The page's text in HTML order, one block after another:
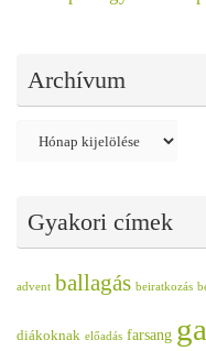
Archívum
Archívum
Gyakori címek
advent ballagás beiratkozás
diákoknak előadás farsang